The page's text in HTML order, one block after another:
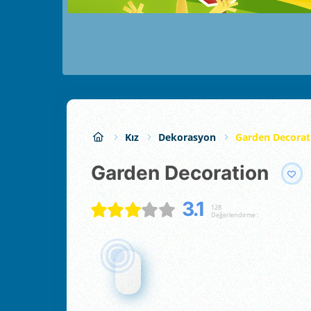
Kız Dekorasyon Garden
Garden Decoration
3.1
128
Değerlendirme :